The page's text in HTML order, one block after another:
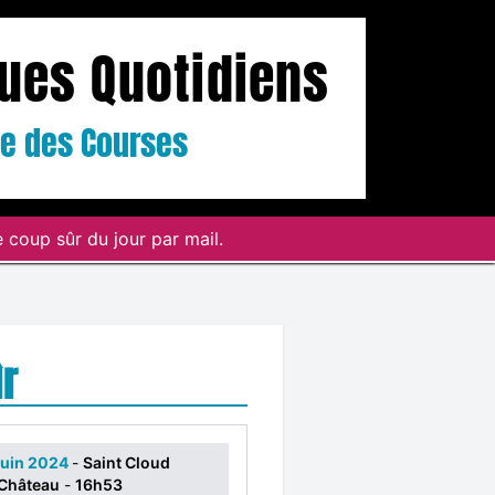
Quotidiens
des Courses
sûr du jour par mail.
2024 - Saint Cloud
- 16h53